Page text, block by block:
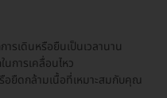
รเดินหรือยืนเป็นเวลานาน
การเคลื่อนไหว
อยืดกล้ามเนื้อที่เหมาะสมกับคุณ